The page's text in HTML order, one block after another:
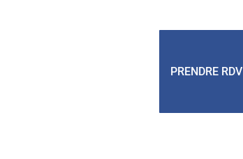
PRENDRE RDV